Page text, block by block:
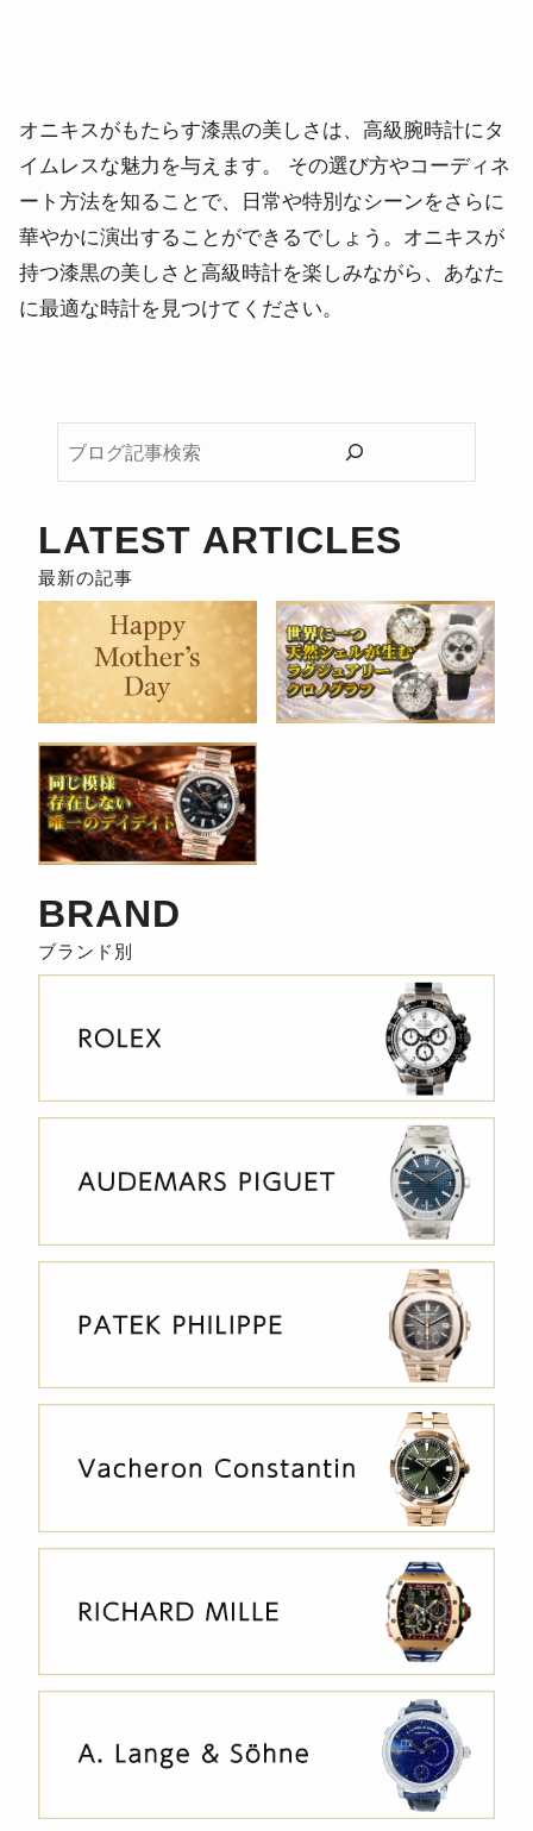
オニキスがもたらす漆黒の美しさは、高級腕時計にタ
イムレスな魅力を与えます。 その選び方やコーディネ
ート方法を知ることで、日常や特別なシーンをさらに
華やかに演出することができるでしょう。オニキスが
持つ漆黒の美しさと高級時計を楽しみながら、あなた
に最適な時計を見つけてください。
ロ
記
事
検
索
LATEST ARTICLES
BRAND